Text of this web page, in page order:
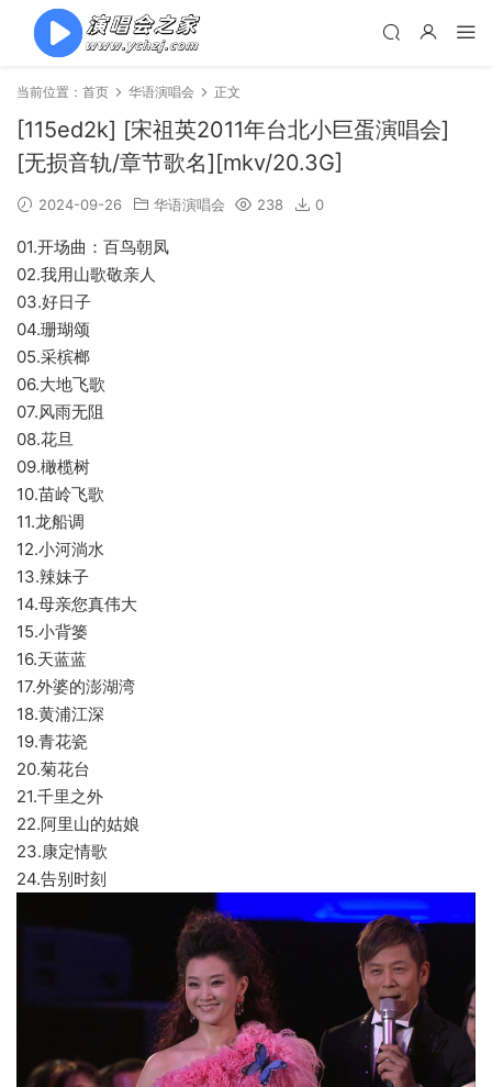
当前位置： 首页 华语演唱会 正文
[115ed2k] [宋祖英2011年台北小巨蛋演唱会]
[无损音轨/章节歌名][mkv/20.3G]
2024-09-26 华语演唱会 238 0
01.开场曲：百鸟朝凤
02.我用山歌敬亲人
03.好日子
04.珊瑚颂
05.采槟榔
06.大地飞歌
07.风雨无阻
08.花旦
09.橄榄树
10.苗岭飞歌
11.龙船调
12.小河淌水
13.辣妹子
14.母亲您真伟大
15.小背篓
16.天蓝蓝
17.外婆的澎湖湾
18.黄浦江深
19.青花瓷
20.菊花台
21.千里之外
22.阿里山的姑娘
23.康定情歌
24.告别时刻